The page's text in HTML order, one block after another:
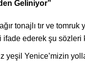
Geliniyor”
tonajlı tır ve
ifade ederek şu sözleri
yeşil Yenice’mizin